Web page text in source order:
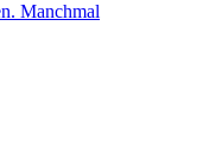
Manchmal